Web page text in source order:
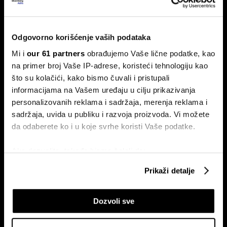
Odgovorno korišćenje vaših podataka
Mi i our 61 partners obrađujemo Vaše lične podatke, kao
na primer broj Vaše IP-adrese, koristeći tehnologiju kao
što su kolačići, kako bismo čuvali i pristupali
informacijama na Vašem uređaju u cilju prikazivanja
personalizovanih reklama i sadržaja, merenja reklama i
sadržaja, uvida u publiku i razvoja proizvoda. Vi možete
da odaberete ko i u koje svrhe koristi Vaše podatke.
Ako dozvolite, takođe bismo želeli da:
Identifikujte svoj uređaj tako što ćete ga aktivno
skenirati na određene karakteristike (posebno
označavanje)
Prikaži detalje
Dozvoli sve
Zvaničnici Federalnih rezervi (Fed) ostavili su kamatne
stope nepromenjenim, ali neujednačeno glasanje pokazalo
da je potrebno dodatno povećati stope kako bi se
obuzdala ponovna pojava inflacije.
pritisak na tržište mesa i uvoz u
četiri puta više od ugostitelja